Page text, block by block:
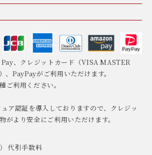
、クレジットカード（VISA MASTER
PayPayがご利用いただけます。
ご利用ください。
ア認証を導入しておりますので、クレジッ
がより安全にご利用いただけます。
代引手数料